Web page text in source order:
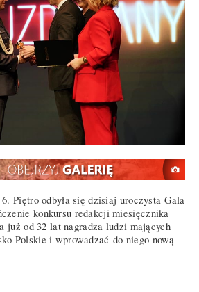
Piętro odbyła się dzisiaj uroczysta Gala
konkursu redakcji miesięcznika
już od 32 lat nagradza ludzi mających
Polskie i wprowadzać do niego nową